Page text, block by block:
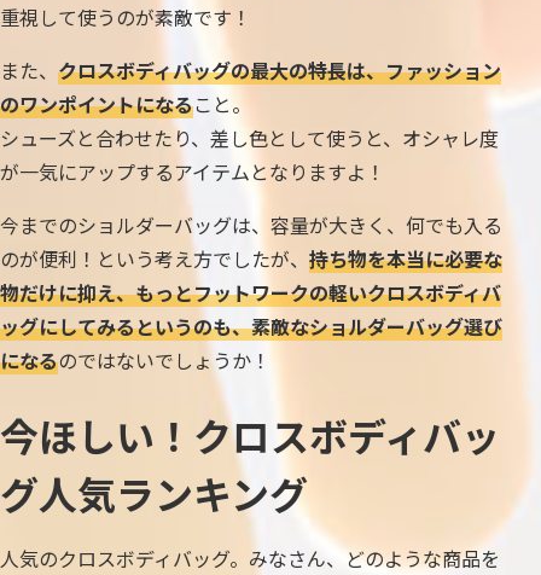
重視して使うのが素敵です！
また、 クロスボディバッグの最大の特長は、ファッション
のワンポイントになること。
シューズと合わせたり、差し色として使うと、オシャレ度
が一気にアップするアイテムとなりますよ！
今までのショルダーバッグは、容量が大きく、何でも入る
のが便利！という考え方でしたが、 持ち物を本当に必要な
物だけに抑え、もっとフットワークの軽いクロスボディバ
ッグにしてみるというのも、素敵なショルダーバッグ選び
になるのではないでしょうか！
今ほしい！クロスボディバッ
グ人気ランキング
人気のクロスボディバッグ。みなさん、どのような商品を